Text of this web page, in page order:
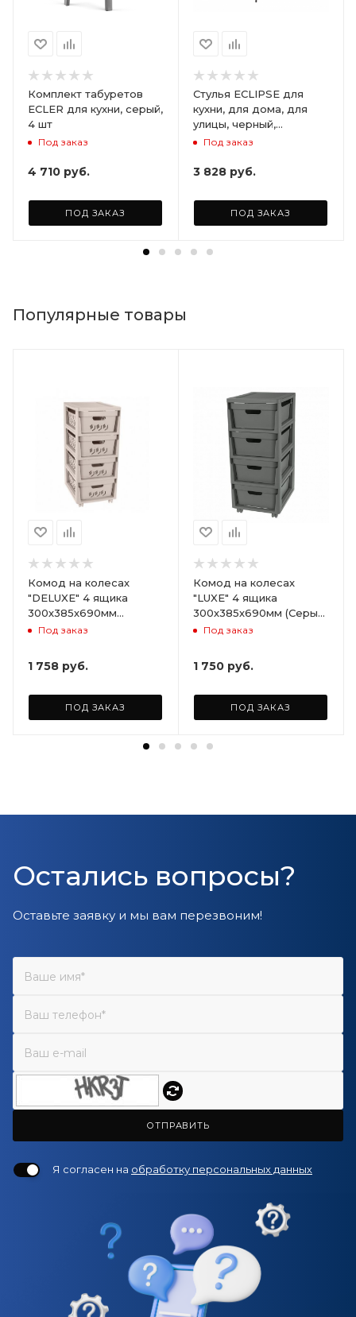
Комплект табуретов
ECLER для кухни, серый,
4 шт
Под заказ
4 710 руб.
ПОД ЗАКАЗ
Стулья ECLIPSE для
кухни, для дома, для
улицы, черный,
комплект 2 шт.
Под заказ
3 828 руб.
ПОД ЗАКАЗ
Популярные товары
Комод на колесах
"DELUXE" 4 ящика
300х385х690мм
(Светло-бежевый)
Под заказ
1 758 руб.
ПОД ЗАКАЗ
Комод на колесах
"LUXE" 4 ящика
300х385х690мм (Серый)
ARD258086
Под заказ
1 750 руб.
ПОД ЗАКАЗ
Остались вопросы?
Оставьте заявку и мы вам перезвоним!
ОТПРАВИТЬ
Я согласен на обработку персональных данных